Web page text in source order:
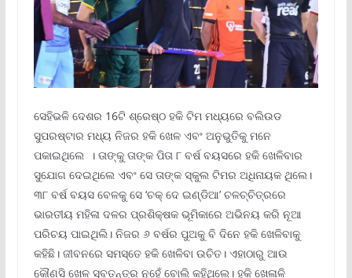
ସେହିଭଳି ଦେଶର 16ଟି ଶ୍ରେଷ୍ଠ ହକି ଟିମ ମଧ୍ୟରେ ବଲିଉଡ
ସୁପରଷ୍ଟାର ମଧ୍ୟ ନିଜର ହକି ଖେଳ ଏବଂ ଅନୁଭୁତିକୁ ମନେ
ପକାଇଥିଲେ । ତାଙ୍କୁ ତାଙ୍କ ପିତା ୮ ବର୍ଷ ବୟସରେ ହକି ଖେଳିବାର
ସୁଯୋଗ ଦେଇଥିଲେ ଏବଂ ସେ ତାଙ୍କ ସ୍କୁଲ ଟିମର ଅଧିନାୟକ ‌ଥିଲେ।
୩୮ ବର୍ଷ ବୟସ ବେଳକୁ ସେ ‘ଚକ୍ ଦେ ଇଣ୍ଡିଆ’ ଚଳଚ୍ଚିତ୍ରରେ
ଭାରତୀୟ ମହିଳା ଦଳର ପ୍ରଶିକ୍ଷକ ଭୂମିକାରେ ଅଭିନୟ କରି ନୂଆ
ପରିଚୟ ପାଇଥିଲି। ନିଜର ୬ ବର୍ଷର ପୁଅକୁ ବି ଦିନେ ହକି ଖେଳିବାକୁ
କହିଛି। ଜୀବନରେ ସମସ୍ତେ ହକି ଖେଳିବା ଉଚିତ। ଏହାଠାରୁ ଆଉ
କୌଣସି ଖେଳ ସ୍ବତନ୍ତ୍ର ନୁହେଁ ବୋଲି କହିଥିଲେ। ହକି ଖେଳାଳି